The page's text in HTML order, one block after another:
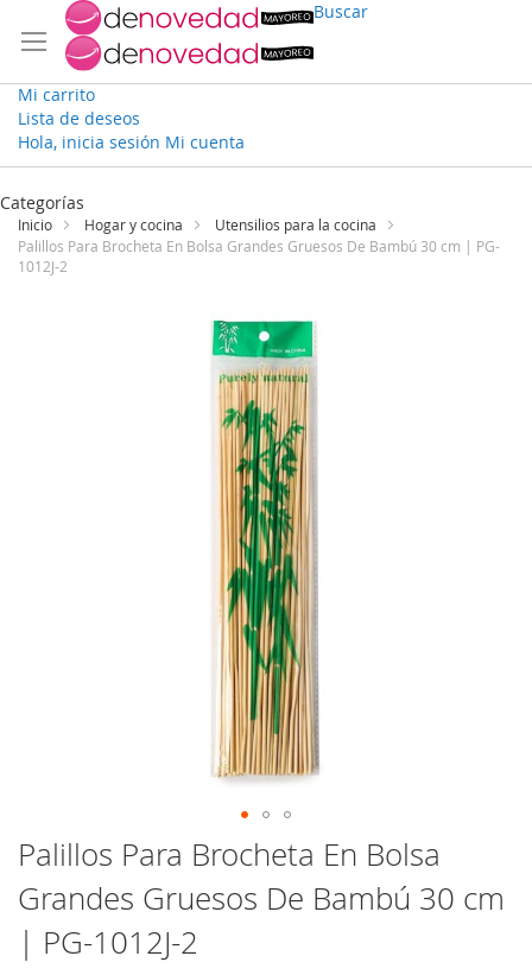
Buscar
Mi carrito
Lista de deseos
Hola, inicia sesión Mi cuenta
Ir
contenido
Categorías
Inicio Hogar y cocina
Utensilios para la cocina
Palillos Para Brocheta En Bolsa Grandes Gruesos De Bambú 30 cm | PG-
1012J-2
Saltar
al
comienzo
de
galería
Palillos Para Brocheta En Bolsa
Grandes Gruesos De Bambú 30 cm
| PG-1012J-2